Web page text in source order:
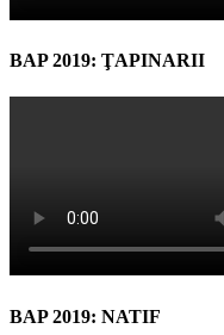
BAP 2019: ŢAPINARII
BAP 2019: NATIF